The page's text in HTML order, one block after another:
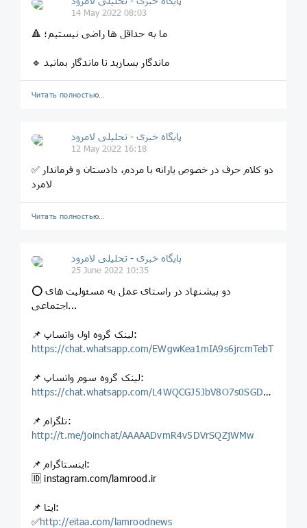
14 May 2022 08:03
🔺 ما به حداقل ها راضی نیستیم؛
🔹 ماندگار بسازید تا ماندگار بمانید
Читать полностью…
پایگاه خبری - تحلیلی لامرود
12 May 2022 16:18
✅ دو‌ کلام حرف در خصوص یارانه با مردم، دادستان و فرماندار
لامرد
Читать полностью…
پایگاه خبری - تحلیلی لامرود
25 June 2022 10:35
⭕ دو پیشنهاد در راستای عمل به مسئولیت های
اجتماعی...
📌 لینک گروه اول واتساپ:
https://chat.whatsapp.com/EWgwKea1mIA9s6jrcmTebT
📌 لینک گروه سوم واتساپ:
https://chat.whatsapp.com/L4WQCGJ5JbV8O7s0SGDd2p
📌 تلگرام:
http://t.me/joinchat/AAAAADvmR4v5DVrSQZjWMw
📌 اینستاگرام:
🆔 instagram.com/lamrood.ir
📌 ایتا:
✅http://eitaa.com/lamroodnews